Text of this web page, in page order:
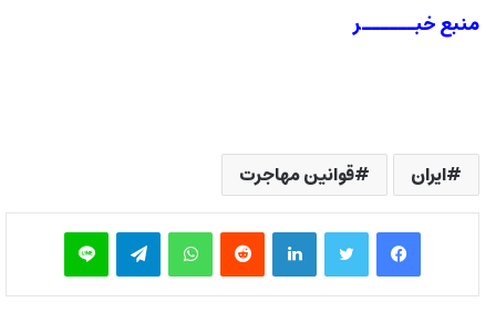
منبع خبــــــر
ایران قوانین مهاجرت
فیس بوک توییتر لینکدین‫رددیت واتس آپ تلگرام لاین